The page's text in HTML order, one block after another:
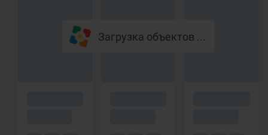
Загрузка объектов ...